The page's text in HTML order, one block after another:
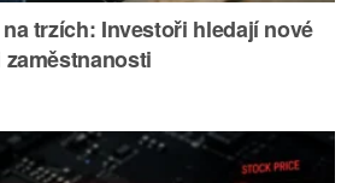
trzích: Investoři hledají nové